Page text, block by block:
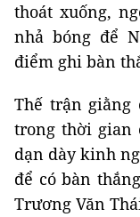
thoát xuống,
nhả bóng để
điểm ghi bàn
Thế trận giằng
trong thời gian
dạn dày kinh
để có bàn
Trương Văn